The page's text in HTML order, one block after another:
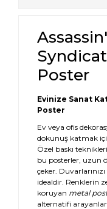
Poster
Evinize Sanat
Poster
Ev veya ofis
dokunuş katmak
Özel baskı
bu posterler, uzun
çeker.
idealdir. Renklerin
koruyan metal
alternatifi